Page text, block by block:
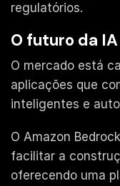
regulatórios.
O futuro da IA
O mercado está
aplicações que
inteligentes e
O Amazon
facilitar a
oferecendo uma